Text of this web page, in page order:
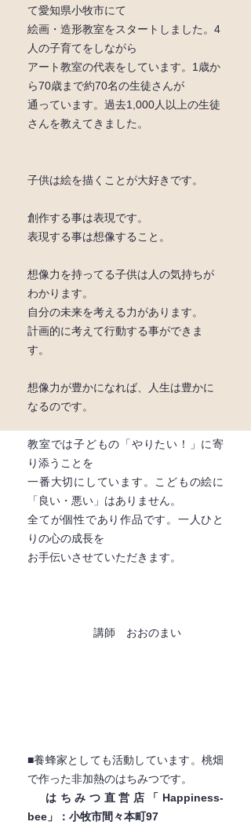
て愛知県小牧市にて
絵画・造形教室をスタートしました。4
人の子育てをしながら
アート教室の代表をしています。1歳か
ら70歳まで約70名の生徒さんが
通っています。過去1,000人以上の生徒
さんを教えてきました。
子供は絵を描くことが大好きです。
創作する事は表現です。
表現する事は想像すること。
想像力を持ってる子供は人の気持ちが
わかります。
自分の未来を考える力があります。
計画的に考えて行動する事ができま
す。
想像力が豊かになれば、人生は豊かに
なるのです。
教室では子どもの「やりたい！」に寄
り添うことを
一番大切にしています。こどもの絵に
「良い・悪い」はありません。
全てが個性であり作品です。一人ひと
りの心の成長を
お手伝いさせていただきます。
講師 おおのまい
​■養蜂家としても活動しています。 桃畑
で作った非加熱のはちみつです。
はちみつ直営店「Happiness-
bee」：小牧市間々本町97